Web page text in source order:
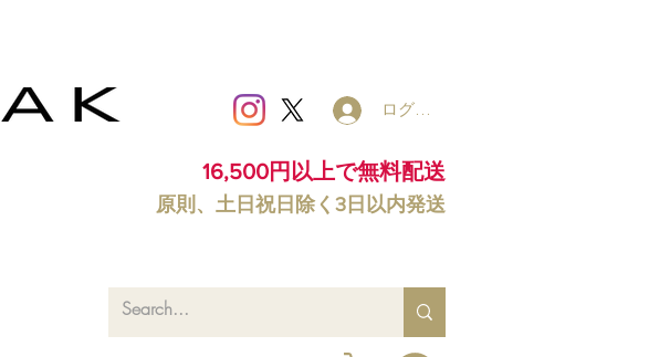
ログイン
16,500円以上で無料配送
原則、土日祝日除く3日以内発送